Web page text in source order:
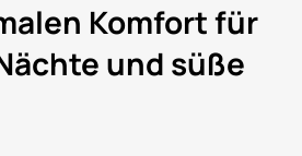
Komfort für
und süße